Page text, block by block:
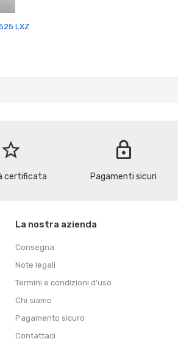
LXZ
star_border
certificata
lock
Pagamenti sicuri
La nostra azienda
Consegna
Note legali
Termini e condizioni d'uso
Chi siamo
Pagamento sicuro
Contattaci